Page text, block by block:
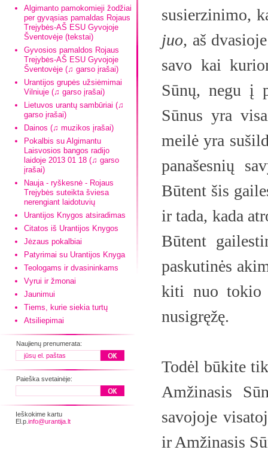
Algimanto pamokomieji žodžiai
per gyvąsias pamaldas Rojaus
Trejybės-AŠ ESU Gyvojoje
Šventovėje (tekstai)
Gyvosios pamaldos Rojaus
Trejybės-AŠ ESU Gyvojoje
Šventovėje (♫ garso įrašai)
Urantijos grupės užsiėmimai
Vilniuje (♫ garso įrašai)
Lietuvos urantų sambūriai (♫
garso įrašai)
Dainos (♫ muzikos įrašai)
Pokalbis su Algimantu
Laisvosios bangos radijo
laidoje 2013 01 18 (♫ garso
įrašai)
Nauja - ryškesnė - Rojaus
Trejybės suteikta šviesa
nerengiant laidotuvių
Urantijos Knygos atsiradimas
Citatos iš Urantijos Knygos
Jėzaus pokalbiai
Patyrimai su Urantijos Knyga
Teologams ir dvasininkams
Vyrui ir žmonai
Jaunimui
Tiems, kurie siekia turtų
Atsiliepimai
Naujienų prenumerata:
Paieška svetainėje:
Ieškokime kartu
El.p. info@urantija.lt
susierzinimo,
juo, aš
savo kai
Sūnų, negu į
Sūnus yra
meilė yra
panašesnių
Būtent šis
ir tada, kada
Būtent
paskutinės
kiti nuo tokio
nusigręžę.
Todėl būkite
Amžinasis
savojoje
ir Amžinasis